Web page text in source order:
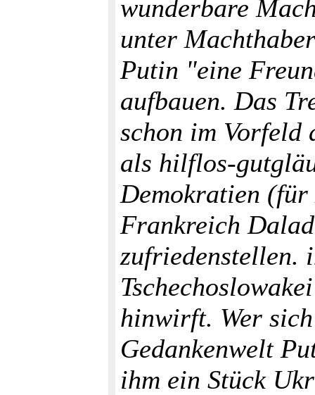
wunderbare
unter
Putin "eine
aufbauen. Das
schon im Vorfeld
als hilflos-
Demokratien
Frankreich
zufriedenstellen.
hinwirft. Wer
Gedankenwelt
ihm ein Stück